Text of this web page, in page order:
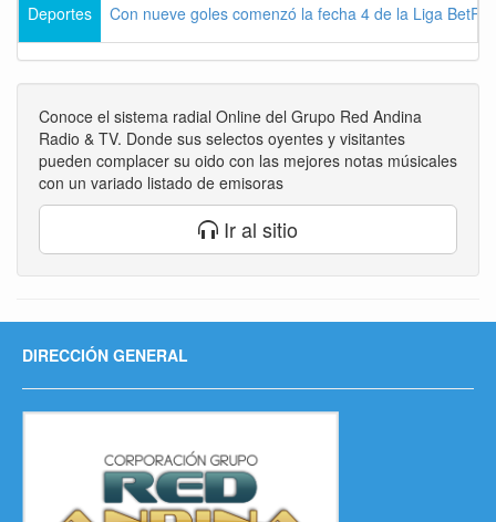
Deportes Con nueve goles comenzó la fecha 4 de la Liga
Conoce el sistema radial Online del Grupo Red Andina
Radio & TV. Donde sus selectos oyentes y visitantes
pueden complacer su oido con las mejores notas músicales
con un variado listado de emisoras
Ir al sitio
DIRECCIÓN GENERAL